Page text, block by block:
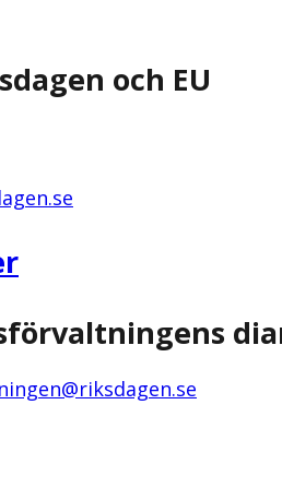
och EU